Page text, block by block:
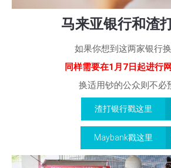
马来亚银行和渣
如果你想到这两家银行
同样需要在1月7日起进行
换适用钞的公众则不必
渣打银行戳这里
Maybank戳这里